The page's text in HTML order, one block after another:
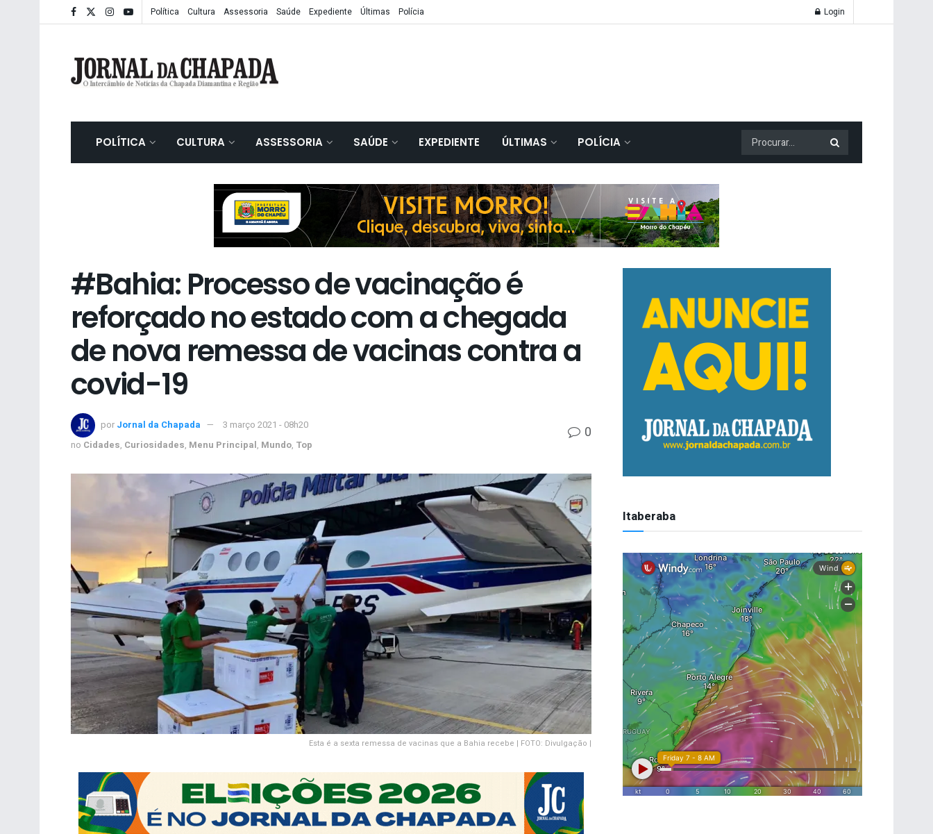
Política Cultura Assessoria Saúde Expediente Últimas Polícia Login
POLÍTICA CULTURA ASSESSORIA SAÚDE EXPEDIENTE ÚLTIMAS POLÍCIA
#Bahia: Processo de vacinação é
reforçado no estado com a chegada
de nova remessa de vacinas contra a
covid-19
por Jornal da Chapada
3 março 2021 - 08h20
no Cidades, Curiosidades, Menu Principal, Mundo, Top
0
Esta é a sexta remessa de vacinas que a Bahia recebe | FOTO: Divulgação |
Itaberaba